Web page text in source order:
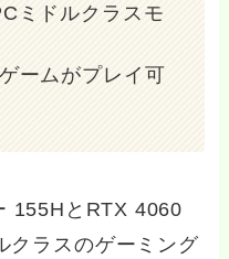
ミドルクラスモ
ームがプレイ可
155HとRTX 4060
クラスのゲーミング